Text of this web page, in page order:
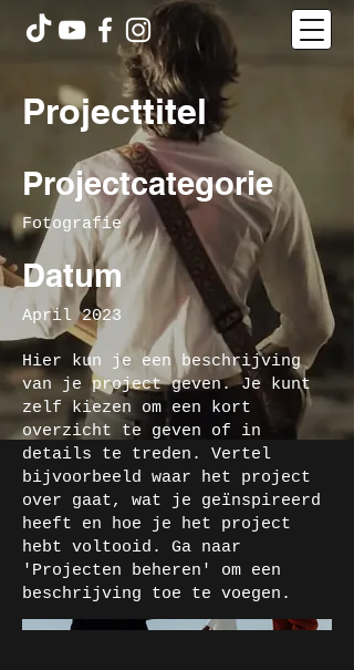
Projecttitel
Projectcategorie
Fotografie
Datum
April 2023
Hier kun je een beschrijving
van je project geven. Je kunt
zelf kiezen om een kort
overzicht te geven of in
details te treden. Vertel
bijvoorbeeld waar het project
over gaat, wat je geïnspireerd
heeft en hoe je het project
hebt voltooid. Ga naar
'Projecten beheren' om een
beschrijving toe te voegen.